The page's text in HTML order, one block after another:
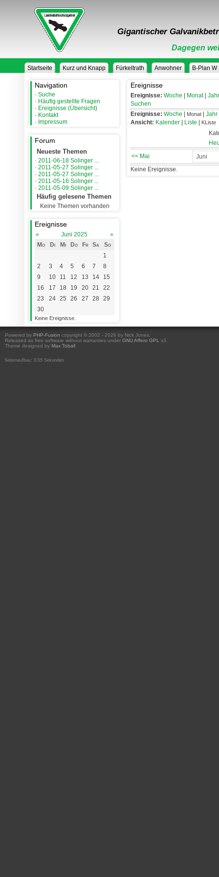
Gigantischer
Dagegen
Startseite Kurz und Knapp Fürkeltrath Anwohner B-Plan W
Navigation
· Suche
· Häufig gestellte Fragen
· Ereignisse (Übersicht)
· Kontakt
· Impressum
Forum
Neueste Themen
· 2011-06-18 Solinger ...
· 2011-05-27 Solinger ...
· 2011-05-27 Solinger ...
· 2011-05-16 Solinger ...
· 2011-05-09 Solinger ...
Häufig gelesene Themen
Keine Themen vorhanden
Ereignisse
« Juni 2025
»
Mo
Di Mi Do Fr Sa
So
1
2
3 4 5 6 7
8
9
10 11 12 13 14
15
16
17 18 19 20 21
22
23
24 25 26 27 28
29
30
Keine Ereignisse.
Ereignisse
Ereignisse: Woche Monat| Jahr
Suchen
Ereignisse: Woche Monat
Jahr
Ansicht: Kalender Liste KListe
<< Mai
Keine Ereignisse.
Powered by PHP-Fusion copyright © 2002 - 2026 by Nick Jones.
Released as free software without warranties under GNU Affero GPL v3.
Theme designed by Max Toball
Seitenaufbau: 0.05 Sekunden